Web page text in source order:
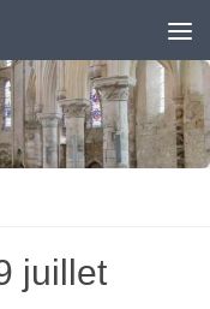
juillet